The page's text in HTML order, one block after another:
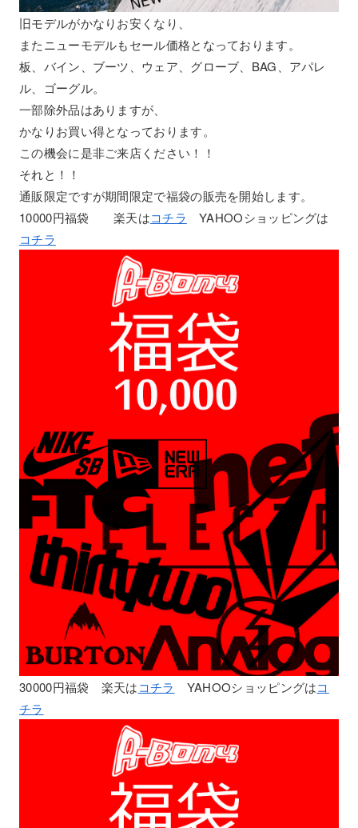
旧モデルがかなりお安くなり、
またニューモデルもセール価格となっております。
板、バイン、ブーツ、ウェア、グローブ、BAG、アパレ
ル、ゴーグル。
一部除外品はありますが、
かなりお買い得となっております。
この機会に是非ご来店ください！！
それと！！
通販限定ですが期間限定で福袋の販売を開始します。
10000円福袋 楽天はコチラ YAHOOショッピングは
コチラ
30000円福袋 楽天はコチラ YAHOOショッピングはコ
チラ